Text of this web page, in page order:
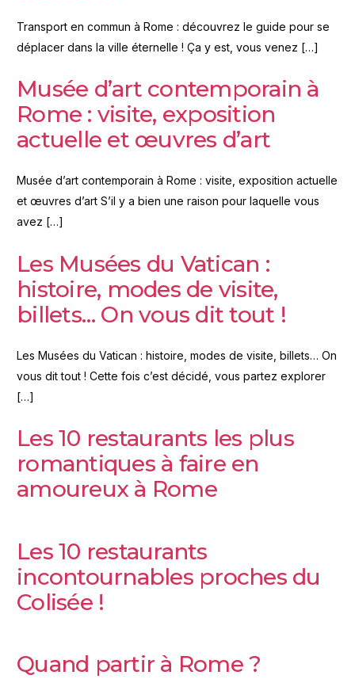
Transport en commun à Rome : découvrez le guide pour se
déplacer dans la ville éternelle ! Ça y est, vous venez […]
Musée d’art contemporain à
Rome : visite, exposition
actuelle et œuvres d’art
Musée d’art contemporain à Rome : visite, exposition actuelle
et œuvres d’art S’il y a bien une raison pour laquelle vous
avez […]
Les Musées du Vatican :
histoire, modes de visite,
billets… On vous dit tout !
Les Musées du Vatican : histoire, modes de visite, billets… On
vous dit tout ! Cette fois c’est décidé, vous partez explorer
[…]
Les 10 restaurants les plus
romantiques à faire en
amoureux à Rome
Les 10 restaurants
incontournables proches du
Colisée !
Quand partir à Rome ?